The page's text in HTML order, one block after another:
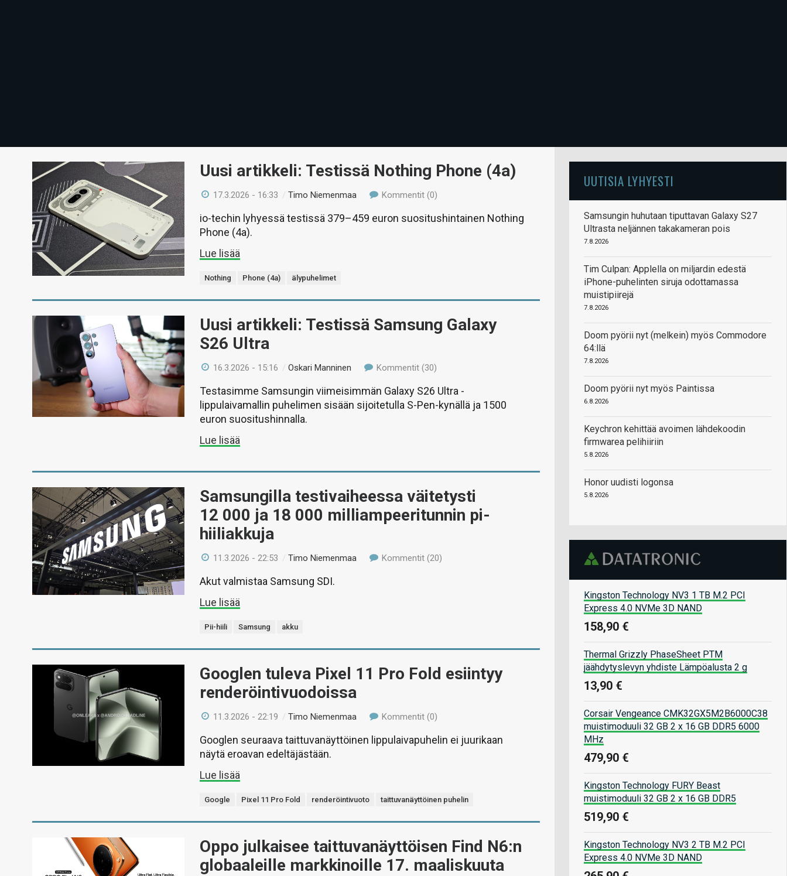
Uusi artikkeli: Testissä Nothing Phone (4a)
17.3.2026 - 16:33 /Timo Niemenmaa Kommentit (0)
io-techin lyhyessä testissä 379–459 euron suositushintainen Nothing
Phone (4a).
Lue lisää
Nothing Phone (4a) älypuhelimet
Uusi artikkeli: Testissä Samsung Galaxy
S26 Ultra
16.3.2026 - 15:16 /Oskari Manninen Kommentit (30)
Testasimme Samsungin viimeisimmän Galaxy S26 Ultra -
lippulaivamallin puhelimen sisään sijoitetulla S-Pen-kynällä ja 1500
euron suositushinnalla.
Lue lisää
Samsungilla testivaiheessa väitetysti
12 000 ja 18 000 milliampeeritunnin pi-
hiiliakkuja
11.3.2026 - 22:53 /Timo Niemenmaa Kommentit (20)
Akut valmistaa Samsung SDI.
Lue lisää
Pii-hiili Samsung akku
Googlen tuleva Pixel 11 Pro Fold esiintyy
renderöintivuodoissa
11.3.2026 - 22:19 /Timo Niemenmaa Kommentit (0)
Googlen seuraava taittuvanäyttöinen lippulaivapuhelin ei juurikaan
näytä eroavan edeltäjästään.
Lue lisää
Google Pixel 11 Pro Fold renderöintivuoto taittuvanäyttöinen puhelin
Oppo julkaisee taittuvanäyttöisen Find N6:n
globaaleille markkinoille 17. maaliskuuta
UUTISIA LYHYESTI
Samsungin huhutaan tiputtavan Galaxy S27
Ultrasta neljännen takakameran pois
7.8.2026
Tim Culpan: Applella on miljardin edestä
iPhone-puhelinten siruja odottamassa
muistipiirejä
7.8.2026
Doom pyörii nyt (melkein) myös Commodore
64:llä
7.8.2026
Doom pyörii nyt myös Paintissa
6.8.2026
Keychron kehittää avoimen lähdekoodin
firmwarea pelihiiriin
5.8.2026
Honor uudisti logonsa
5.8.2026
Kingston Technology NV3 1 TB M.2 PCI
Express 4.0 NVMe 3D NAND
158,90 €
Thermal Grizzly PhaseSheet PTM
jäähdytyslevyn yhdiste Lämpöalusta 2 g
13,90 €
Corsair Vengeance CMK32GX5M2B6000C38
muistimoduuli 32 GB 2 x 16 GB DDR5 6000
MHz
479,90 €
Kingston Technology FURY Beast
muistimoduuli 32 GB 2 x 16 GB DDR5
519,90 €
Kingston Technology NV3 2 TB M.2 PCI
Express 4.0 NVMe 3D NAND